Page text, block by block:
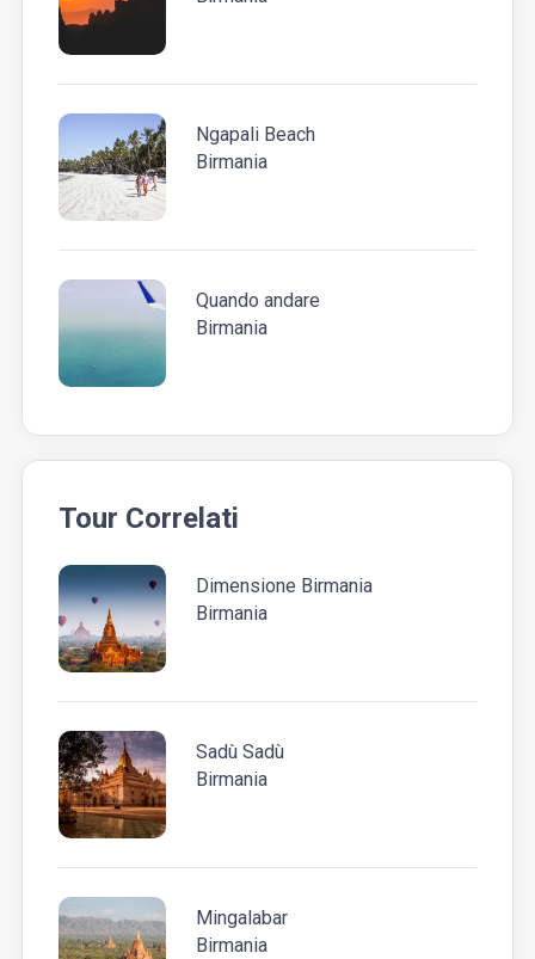
Ngapali Beach
Birmania
Quando andare
Birmania
Tour Correlati
Dimensione Birmania
Birmania
Sadù Sadù
Birmania
Mingalabar
Birmania